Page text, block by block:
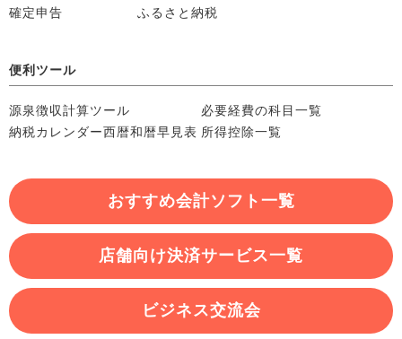
確定申告
ふるさと納税
便利ツール
源泉徴収計算ツール
納税カレンダー西暦和暦早見表
必要経費の科目一覧
所得控除一覧
おすすめ会計ソフト一覧
店舗向け決済サービス一覧
ビジネス交流会